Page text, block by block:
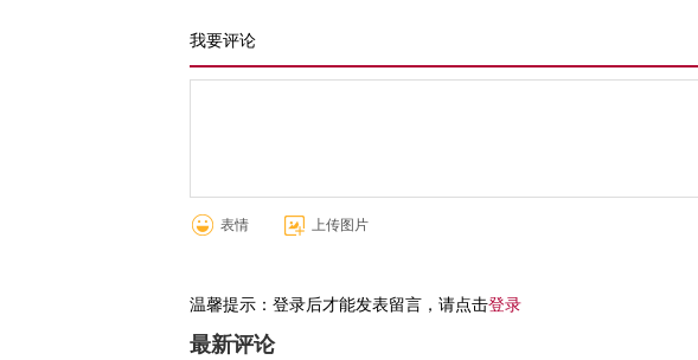
我要评论
表情 上传图片
温馨提示：登录后才能发表留言，请点击登录
最新评论